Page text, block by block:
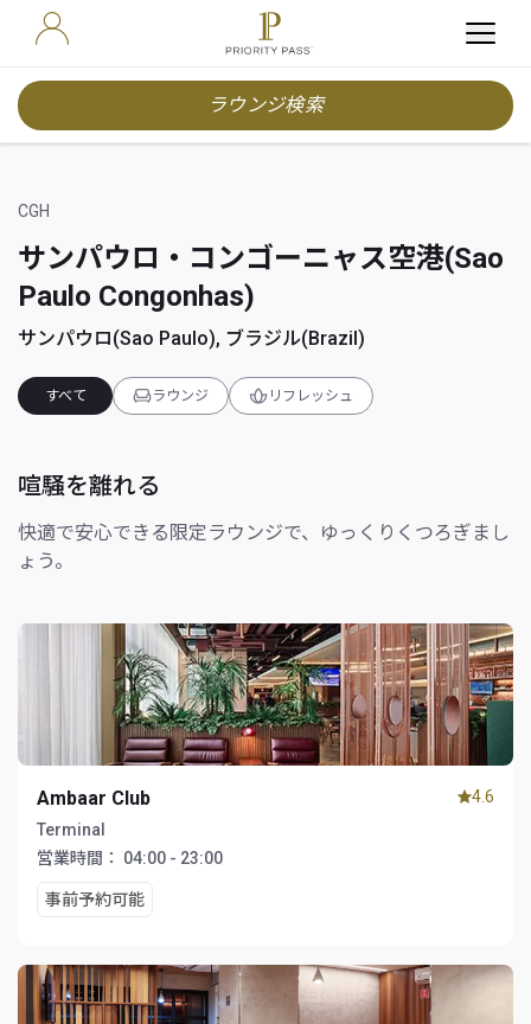
ラウンジ検索
CGH
サンパウロ・コンゴーニャス空港(Sao
Paulo Congonhas)
サンパウロ(Sao Paulo), ブラジル(Brazil)
すべて ラウンジ リフレッシュ
喧騒を離れる
快適で安心できる限定ラウンジで、ゆっくりくつろぎまし
ょう。
Ambaar Club
Terminal
営業時間：
04:00 - 23:00
事前予約可能
4.6